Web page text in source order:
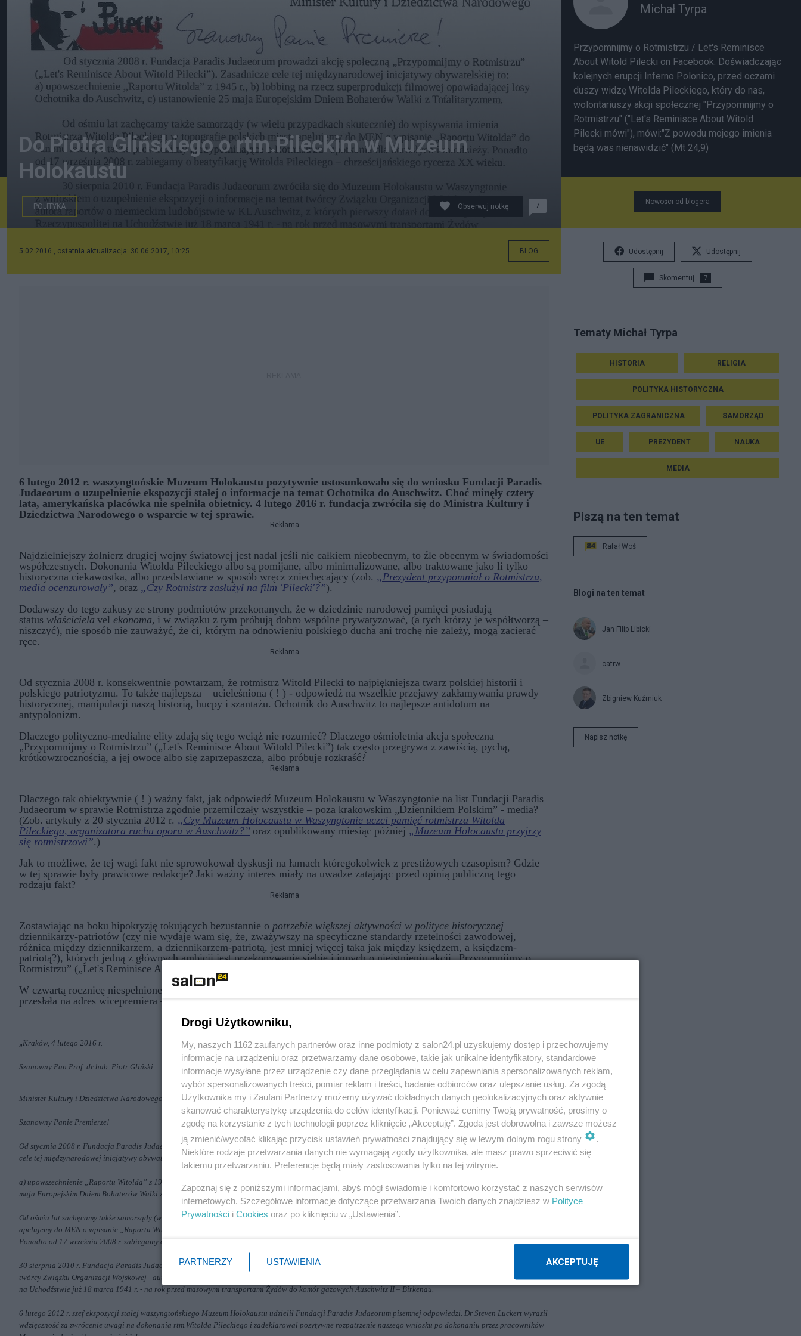
Do Piotra Glińskiego o rtm.Pileckim w Muzeum
Holokaustu
POLITYKA Obserwuj notkę 7
5.02.2016 , ostatnia aktualizacja: 30.06.2017, 10:25 BLOG
6 lutego 2012 r. waszyngtońskie Muzeum Holokaustu pozytywnie ustosunkowało się do wniosku Fundacji Paradis
Judaeorum o uzupełnienie ekspozycji stałej o informacje na temat Ochotnika do Auschwitz. Choć minęły cztery
lata, amerykańska placówka nie spełniła obietnicy. 4 lutego 2016 r. fundacja zwróciła się do Ministra Kultury i
Dziedzictwa Narodowego o wsparcie w tej sprawie.
Reklama
Najdzielniejszy żołnierz drugiej wojny światowej jest nadal jeśli nie całkiem nieobecnym, to źle obecnym w świadomości
współczesnych. Dokonania Witolda Pileckiego albo są pomijane, albo minimalizowane, albo traktowane jako li tylko
historyczna ciekawostka, albo przedstawiane w sposób wręcz zniechęcający (zob. „Prezydent przypomniał o Rotmistrzu,
media ocenzurowały”, oraz „Czy Rotmistrz zasłużył na film 'Pilecki'?”).
Dodawszy do tego zakusy ze strony podmiotów przekonanych, że w dziedzinie narodowej pamięci posiadają
status właściciela vel ekonoma, i w związku z tym próbują dobro wspólne prywatyzować, (a tych którzy je współtworzą –
niszczyć), nie sposób nie zauważyć, że ci, którym na odnowieniu polskiego ducha ani trochę nie zależy, mogą zacierać
ręce.
Reklama
Od stycznia 2008 r. konsekwentnie powtarzam, że rotmistrz Witold Pilecki to najpiękniejsza twarz polskiej historii i
polskiego patriotyzmu. To także najlepsza – ucieleśniona ( ! ) - odpowiedź na wszelkie przejawy zakłamywania prawdy
historycznej, manipulacji naszą historią, hucpy i szantażu. Ochotnik do Auschwitz to najlepsze antidotum na
antypolonizm.
Dlaczego polityczno-medialne elity zdają się tego wciąż nie rozumieć? Dlaczego ośmioletnia akcja społeczna
„Przypomnijmy o Rotmistrzu” („Let's Reminisce About Witold Pilecki”) tak często przegrywa z zawiścią, pychą,
krótkowzrocznością, a jej owoce albo się zaprzepaszcza, albo próbuje rozkraść?
Reklama
Dlaczego tak obiektywnie ( ! ) ważny fakt, jak odpowiedź Muzeum Holokaustu w Waszyngtonie na list Fundacji Paradis
Judaeorum w sprawie Rotmistrza zgodnie przemilczały wszystkie – poza krakowskim „Dziennikiem Polskim” - media?
(Zob. artykuły z 20 stycznia 2012 r. „Czy Muzeum Holocaustu w Waszyngtonie uczci pamięć rotmistrza Witolda
Pileckiego, organizatora ruchu oporu w Auschwitz?” oraz opublikowany miesiąc później „Muzeum Holocaustu przyjrzy
się rotmistrzowi”.)
Jak to możliwe, że tej wagi fakt nie sprowokował dyskusji na łamach któregokolwiek z prestiżowych czasopism? Gdzie
w tej sprawie były prawicowe redakcje? Jaki ważny interes miały na uwadze zatajając przed opinią publiczną tego
rodzaju fakt?
Reklama
Zostawiając na boku hipokryzję tokujących bezustannie o potrzebie większej aktywności w polityce historycznej
dziennikarzy-patriotów (czy nie wydaje wam się, że, zważywszy na specyficzne standardy rzetelności zawodowej,
różnica między dziennikarzem, a dziennikarzem-patriotą, jest mniej więcej taka jak między księdzem, a księdzem-
patriotą?), których jedną z głównych ambicji jest przekonywanie siebie i innych o nieistnieniu akcji „Przypomnijmy o
Rotmistrzu” („Let's Reminisce About Witold Pilecki”), przejdźmy do nowiny.
W czwartą rocznicę niespełnionej dotąd obietnicy Muzeum Holokaustu w Waszyngtonie, Fundacja Paradis Judaeorum
przesłała na adres wicepremiera – Ministra Kultury i Dziedzictwa Narodowego list tej treści:
„Kraków, 4 lutego 2016 r.
Szanowny Pan Prof. dr hab. Piotr Gliński
Minister Kultury i Dziedzictwa Narodowego
Szanowny Panie Premierze!
Od stycznia 2008 r. Fundacja Paradis Judaeorum prowadzi akcję społeczną „Przypomnijmy o Rotmistrzu” („Let's Reminisce About Witold Pilecki”). Zasadnicze
cele tej międzynarodowej inicjatywy obywatelskiej to:
a) upowszechnienie „Raportu Witolda” z 1945 r., b) lobbing na rzecz superprodukcji filmowej opowiadającej losy Ochotnika do Auschwitz, c) ustanowienie 25
maja Europejskim Dniem Bohaterów Walki z Totalitaryzmem.
Od ośmiu lat zachęcamy także samorządy (w wielu przypadkach skutecznie) do wpisywania imienia Rotmistrza Witolda Pileckiego w topografię polskich miast,
apelujemy do MEN o wpisanie „Raportu Witolda” do kanonu lektur, a także prowadzimy „przypominające o Rotmistrzu” spotkania dla dorosłych i młodzieży.
Ponadto od 17 września 2008 r. zabiegamy o beatyfikację Witolda Pileckiego – chrześcijańskiego rycerza XX wieku.
30 sierpnia 2010 r. Fundacja Paradis Judaeorum zwróciła się do Muzeum Holokaustu w Waszyngtonie
z wnioskiem o uzupełnienie ekspozycji o informacje na temat
twórcy Związku Organizacji Wojskowej –autora raportów o niemieckim ludobójstwie w KL Auschwitz, z których pierwszy dotarł do siedziby rządu Rzeczypospolitej
na Uchodźstwie już 18 marca 1941 r. - na rok przed masowymi transportami Żydów do komór gazowych Auschwitz II – Birkenau.
6 lutego 2012 r. szef ekspozycji stałej waszyngtońskiego Muzeum Holokaustu udzielił Fundacji Paradis Judaeorum pisemnej odpowiedzi. Dr Steven Luckert wyraził
wdzięczność za zwrócenie uwagi na dokonania rtm.Witolda Pileckiego i zadeklarował pozytywne rozpatrzenie naszego wniosku po dokonaniu przez pracowników
Michał Tyrpa
Przypomnijmy o Rotmistrzu / Let's Reminisce
About Witold Pilecki on Facebook. Doświadczając
kolejnych erupcji Inferno Polonico, przed oczami
duszy widzę Witolda Pileckiego, który do nas,
wolontariuszy akcji społecznej "Przypomnijmy o
Rotmistrzu" ("Let's Reminisce About Witold
Pilecki mówi"), mówi:"Z powodu mojego imienia
będą was nienawidzić" (Mt 24,9)
Nowości od blogera
Udostępnij Udostępnij
Skomentuj 7
Tematy Michał Tyrpa
HISTORIA RELIGIA
POLITYKA HISTORYCZNA
POLITYKA ZAGRANICZNA SAMORZĄD
UE PREZYDENT NAUKA
MEDIA
Piszą na ten temat
Rafał Woś
Blogi na ten temat
Jan Filip Libicki
catrw
Zbigniew Kuźmiuk
Napisz notkę
Drogi Użytkowniku,
My, naszych 1162 zaufanych partnerów oraz inne podmioty z salon24.pl uzyskujemy dostęp i przechowujemy
informacje na urządzeniu oraz przetwarzamy dane osobowe, takie jak unikalne identyfikatory, standardowe
informacje wysyłane przez urządzenie czy dane przeglądania w celu zapewniania spersonalizowanych reklam,
wybór spersonalizowanych treści, pomiar reklam i treści, badanie odbiorców oraz ulepszanie usług. Za zgodą
Użytkownika my i Zaufani Partnerzy możemy używać dokładnych danych geolokalizacyjnych oraz aktywnie
skanować charakterystykę urządzenia do celów identyfikacji. Ponieważ cenimy Twoją prywatność, prosimy o
zgodę na korzystanie z tych technologii poprzez kliknięcie „Akceptuję”. Zgoda jest dobrowolna i zawsze możesz
ją zmienić/wycofać klikając przycisk ustawień prywatności znajdujący się w lewym dolnym rogu strony
.
Niektóre rodzaje przetwarzania danych nie wymagają zgody użytkownika, ale masz prawo sprzeciwić się
takiemu przetwarzaniu. Preferencje będą miały zastosowania tylko na tej witrynie.
Zapoznaj się z poniższymi informacjami, abyś mógł świadomie i komfortowo korzystać z naszych serwisów
internetowych. Szczegółowe informacje dotyczące przetwarzania Twoich danych znajdziesz w Polityce
Prywatności i Cookies oraz po kliknięciu w „Ustawienia”.
PARTNERZY USTAWIENIA AKCEPTUJĘ